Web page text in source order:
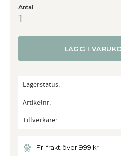
Antal
LÄGG I
Lagerstatus
Artikelnr
Tillverkare
Fri frakt över 999 kr